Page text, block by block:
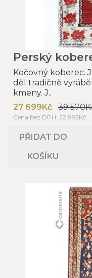
Perský
Kočovný koberec.
děl tradičně
kmeny. J..
27 699Kč
39
Cena bez DPH: 22 892Kč
PŘIDAT DO
KOŠÍKU